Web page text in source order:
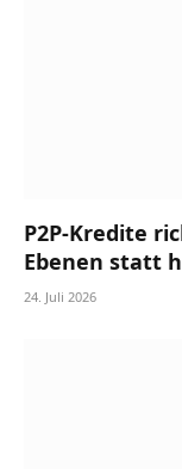
P2P-Kredite
Ebenen statt
24. Juli 2026